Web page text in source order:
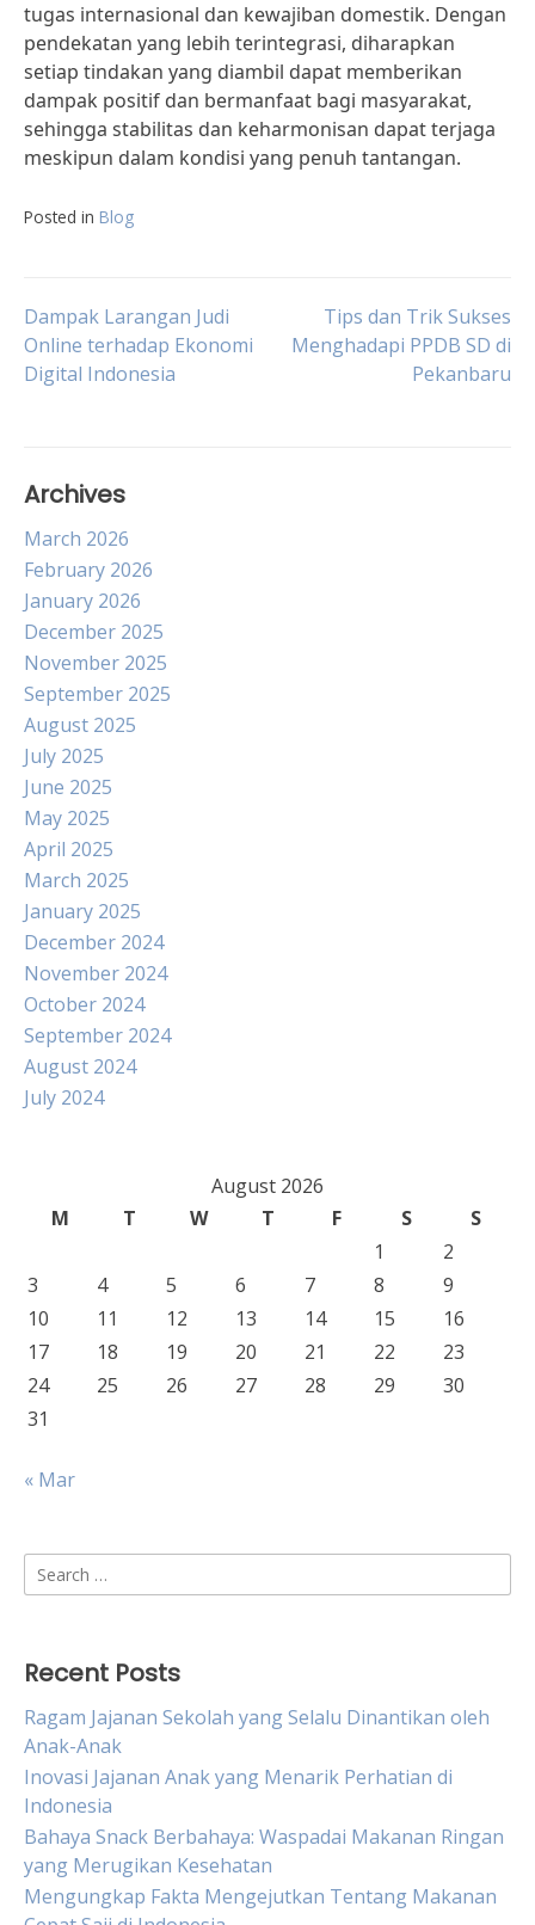
tugas internasional dan kewajiban domestik. Dengan
pendekatan yang lebih terintegrasi, diharapkan
setiap tindakan yang diambil dapat memberikan
dampak positif dan bermanfaat bagi masyarakat,
sehingga stabilitas dan keharmonisan dapat terjaga
meskipun dalam kondisi yang penuh tantangan.
Posted in Blog
Post
navigation
Dampak Larangan Judi
Online terhadap Ekonomi
Digital Indonesia
Tips dan Trik Sukses
Menghadapi PPDB SD di
Pekanbaru
Archives
March 2026
February 2026
January 2026
December 2025
November 2025
September 2025
August 2025
July 2025
June 2025
May 2025
April 2025
March 2025
January 2025
December 2024
November 2024
October 2024
September 2024
August 2024
July 2024
August 2026
M
T W T F S
S
1
2
3
4 5 6 7 8
9
10
11 12 13 14 15
16
17
18 19 20 21 22
23
24
25 26 27 28 29
30
31
« Mar
Search
for:
Recent Posts
Ragam Jajanan Sekolah yang Selalu Dinantikan oleh
Anak-Anak
Inovasi Jajanan Anak yang Menarik Perhatian di
Indonesia
Bahaya Snack Berbahaya: Waspadai Makanan Ringan
yang Merugikan Kesehatan
Mengungkap Fakta Mengejutkan Tentang Makanan